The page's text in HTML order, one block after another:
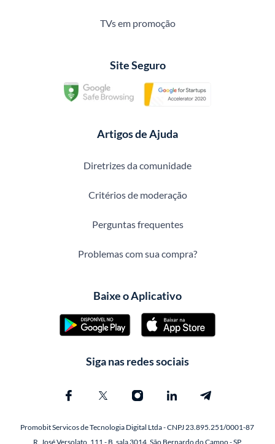
TVs em promoção
Site Seguro
Artigos de Ajuda
Diretrizes da comunidade
Critérios de moderação
Perguntas frequentes
Problemas com sua compra?
Baixe o Aplicativo
Siga nas redes sociais
Promobit Servicos de Tecnologia Digital Ltda - CNPJ 23.895.251/0001-87
R. José Versolato, 111 - B, sala 3014, São Bernardo do Campo - SP